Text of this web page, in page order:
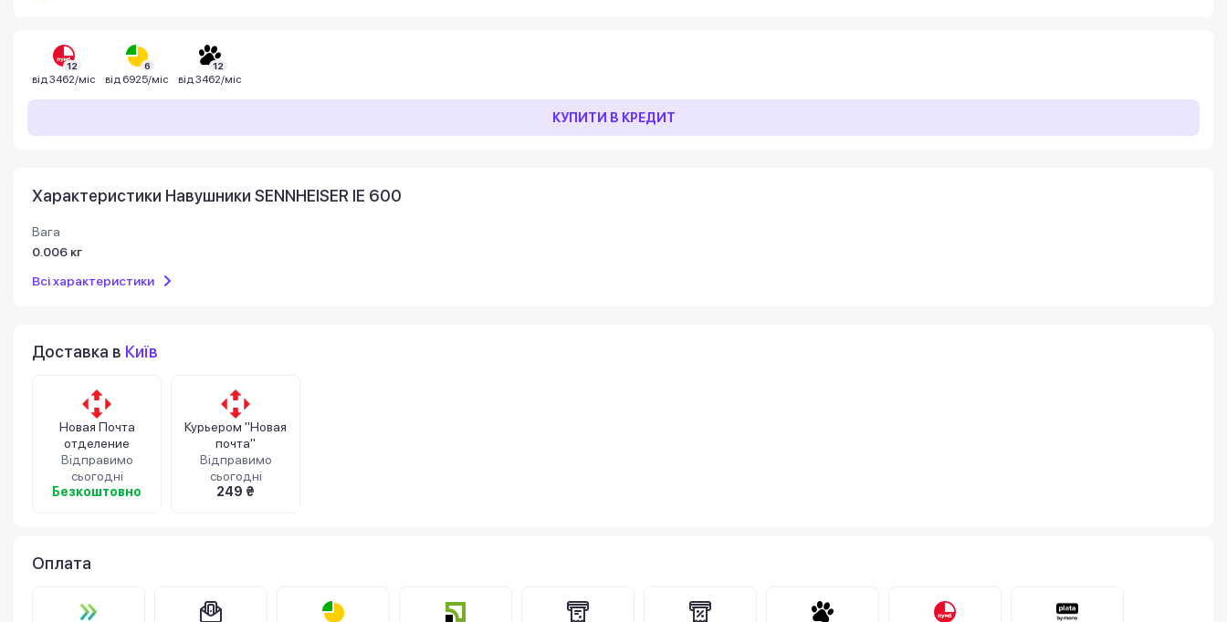
12
від 3462/міс
6
від 6925/міс
12
від 3462/міс
КУПИТИ В КРЕДИТ
Характеристики Навушники SENNHEISER IE 600
Вага
0.006 кг
Всі характеристики
Доставка в Київ
Новая Почта
отделение
Відправимо
сьогодні
Безкоштовно
Курьером "Новая
почта"
Відправимо
сьогодні
249 ₴
Оплата